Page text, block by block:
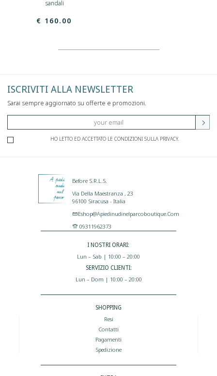
sandali
€ 160.00
ISCRIVITI ALLA NEWSLETTER
Sarai sempre aggiornato su offerte e promozioni.
HO LETTO ED ACCETTATO LE CONDIZIONI SULLA PRIVACY.
Before S.r.l.s.
Via Della Maestranza , 23
96100 Siracusa - Italia
Eshop@apiedinudinelparcoboutique.com
09311962373
I NOSTRI ORARI:
Lun – Sab | 10:00 – 20:00
SERVIZIO CLIENTI:
Lun – Dom | 10:00 – 20:00
SHOPPING
Resi
Contatti
Pagamenti
Spedizione